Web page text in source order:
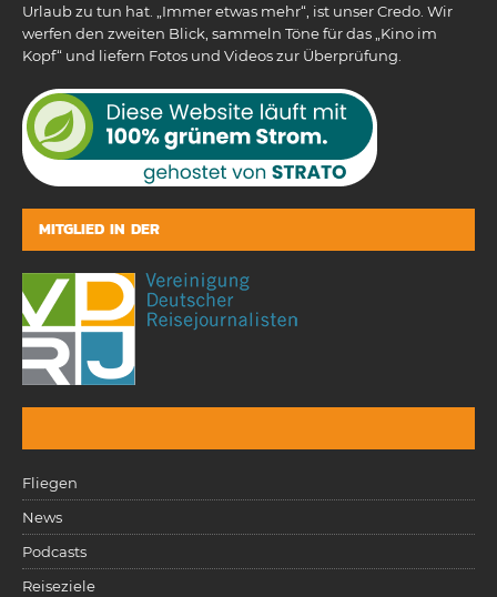
Urlaub zu tun hat. „Immer etwas mehr“, ist unser Credo. Wir
werfen den zweiten Blick, sammeln Töne für das „Kino im
Kopf“ und liefern Fotos und Videos zur Überprüfung.
MITGLIED IN DER
Fliegen
News
Podcasts
Reiseziele